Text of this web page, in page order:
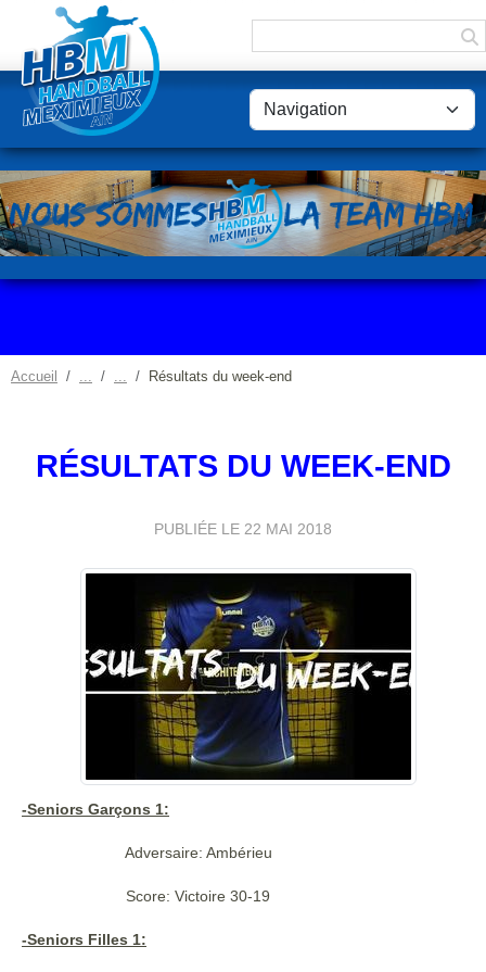
Accueil Résultats du week-end
RÉSULTATS DU WEEK-END
PUBLIÉE LE 22 MAI 2018
-Seniors Garçons 1:
Adversaire: Ambérieu
Score: Victoire 30-19
-Seniors Filles 1:
Panneau de gestion des cookies